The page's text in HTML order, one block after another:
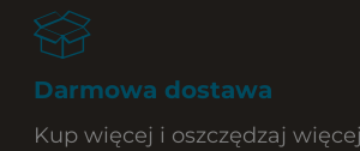
Darmowa dostawa
Kup więcej i oszczędzaj